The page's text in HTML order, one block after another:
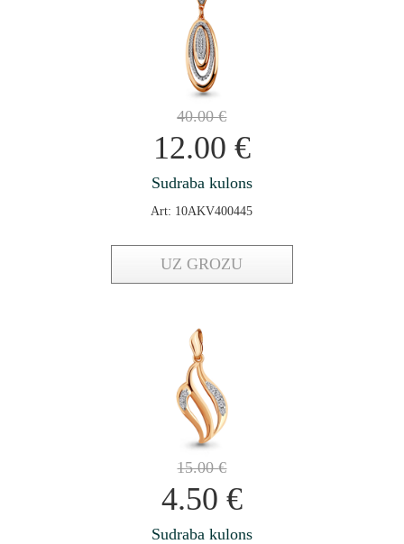
40.00€
12.00 €
Sudraba kulons
Art: 10AKV400445
UZ GROZU
15.00€
4.50 €
Sudraba kulons